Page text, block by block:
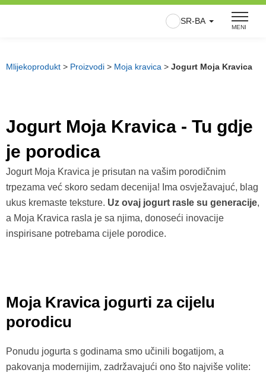
Skip
SR-BA
MENI
Mlijekoprodukt > Proizvodi > Moja kravica > Jogurt Moja Kravica
Jogurt Moja Kravica - Tu gdje
je porodica
Jogurt Moja Kravica je prisutan na vašim porodičnim
trpezama već skoro sedam decenija! Ima osvježavajuć, blag
ukus kremaste teksture. Uz ovaj jogurt rasle su generacije,
a Moja Kravica rasla je sa njima, donoseći inovacije
inspirisane potrebama cijele porodice.
Moja Kravica jogurti za cijelu
porodicu
Ponudu jogurta s godinama smo učinili bogatijom, a
pakovanja modernijim, zadržavajući ono što najviše volite: